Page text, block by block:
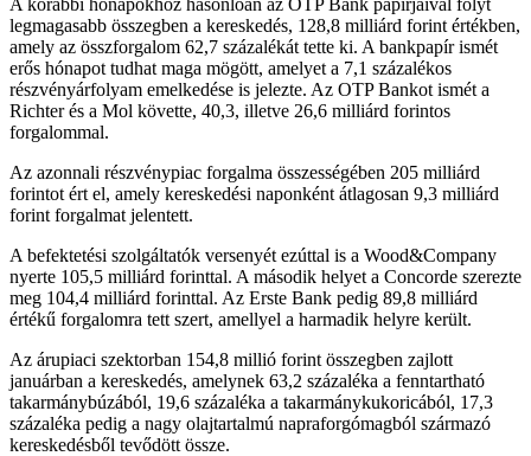
A korábbi hónapokhoz hasonlóan az OTP Bank papírjaival folyt
legmagasabb összegben a kereskedés, 128,8 milliárd forint értékben,
amely az összforgalom 62,7 százalékát tette ki. A bankpapír ismét
erős hónapot tudhat maga mögött, amelyet a 7,1 százalékos
részvényárfolyam emelkedése is jelezte. Az OTP Bankot ismét a
Richter és a Mol követte, 40,3, illetve 26,6 milliárd forintos
forgalommal.
Az azonnali részvénypiac forgalma összességében 205 milliárd
forintot ért el, amely kereskedési naponként átlagosan 9,3 milliárd
forint forgalmat jelentett.
A befektetési szolgáltatók versenyét ezúttal is a Wood&Company
nyerte 105,5 milliárd forinttal. A második helyet a Concorde szerezte
meg 104,4 milliárd forinttal. Az Erste Bank pedig 89,8 milliárd
értékű forgalomra tett szert, amellyel a harmadik helyre került.
Az árupiaci szektorban 154,8 millió forint összegben zajlott
januárban a kereskedés, amelynek 63,2 százaléka a fenntartható
takarmánybúzából, 19,6 százaléka a takarmánykukoricából, 17,3
százaléka pedig a nagy olajtartalmú napraforgómagból származó
kereskedésből tevődött össze.